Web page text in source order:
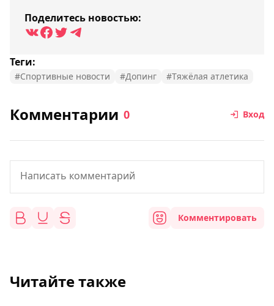
Поделитесь новостью:
Теги:
#Спортивные новости #Допинг #Тяжёлая атлетика
Комментарии 0 Вход
Комментировать
Читайте также